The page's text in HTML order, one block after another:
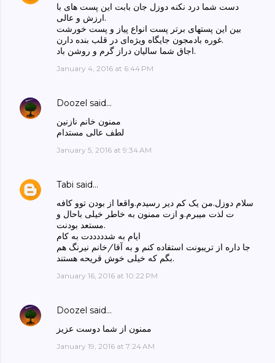
دست شما درد نکنه دوزل جان بابت این پست های با
ارزش و عالی.
بین این پستهای برتر پست انواع پیاز و پست خورشت
غوره بادمجون جایگاه ویژه‌ای در قلب بنده دارن.
اجاق شما سالیان دراز گرم و روشن باد.
January 4, 2016 at 6:44 PM
Doozel said…
ممنون خانم نازنین
لطف عالی مستدام
January 5, 2016 at 9:34 AM
Tabi said…
سلام دوزل.من یک کم دیر رسیدم.واقعا از بودن توو کافه
ت لذت میبرم.و ازت ممنون به خاطر خیلی باحال و
مستعد بودنت.
ایام به شدددددت به کام
جا داره از تریبونت استفاده کنم و به آقا/خانم نیرنگ هم
بگم که خیلی خوش قریحه هستند.
January 16, 2016 at 10:22 PM
Doozel said…
ممنون از شما دوست عزیز
January 19, 2016 at 7:24 AM